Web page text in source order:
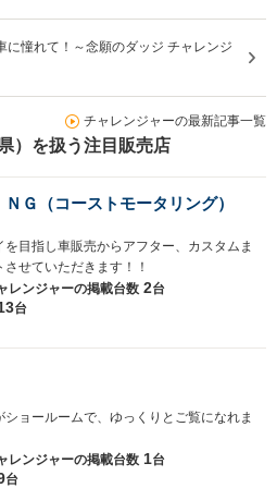
に憧れて！～念願のダッジ チャレンジ
チャレンジャーの最新記事一覧
）を扱う注目販売店
Ｇ（コーストモータリング）
を目指し車販売からアフター、カスタムま
させていただきます！！
レンジャーの掲載台数 2台
台
ショールームで、ゆっくりとご覧になれま
レンジャーの掲載台数 1台
台